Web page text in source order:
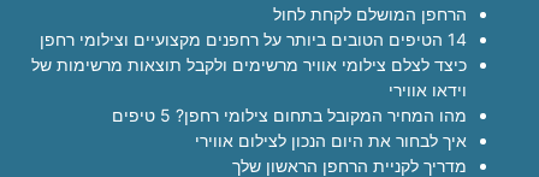
הרחפן המושלם לקחת לחול
14 הטיפים הטובים ביותר על רחפנים מקצועיים וצילומי רחפן
כיצד לצלם צילומי אוויר מרשימים ולקבל תוצאות מרשימות של
וידאו אווירי
מהו המחיר המקובל בתחום צילומי רחפן? 5 טיפים
איך לבחור את היום הנכון לצילום אווירי
מדריך לקניית הרחפן הראשון שלך